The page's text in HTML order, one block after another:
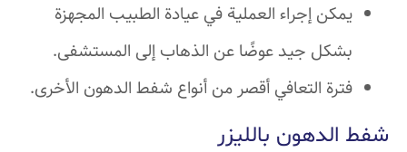
يمكن إجراء العملية في عيادة الطبيب المجهزة
بشكل جيد عوضًا عن الذهاب إلى المستشفى.
فترة التعافي أقصر من أنواع شفط الدهون الأخرى.
شفط الدهون بالليزر